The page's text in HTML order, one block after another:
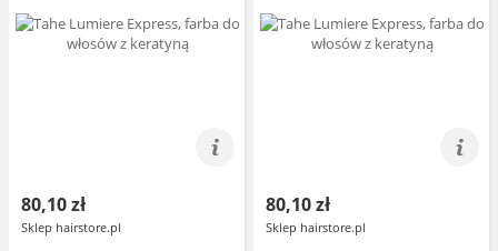
80,10 zł
Sklep hairstore.pl
80,10 zł
Sklep hairstore.pl